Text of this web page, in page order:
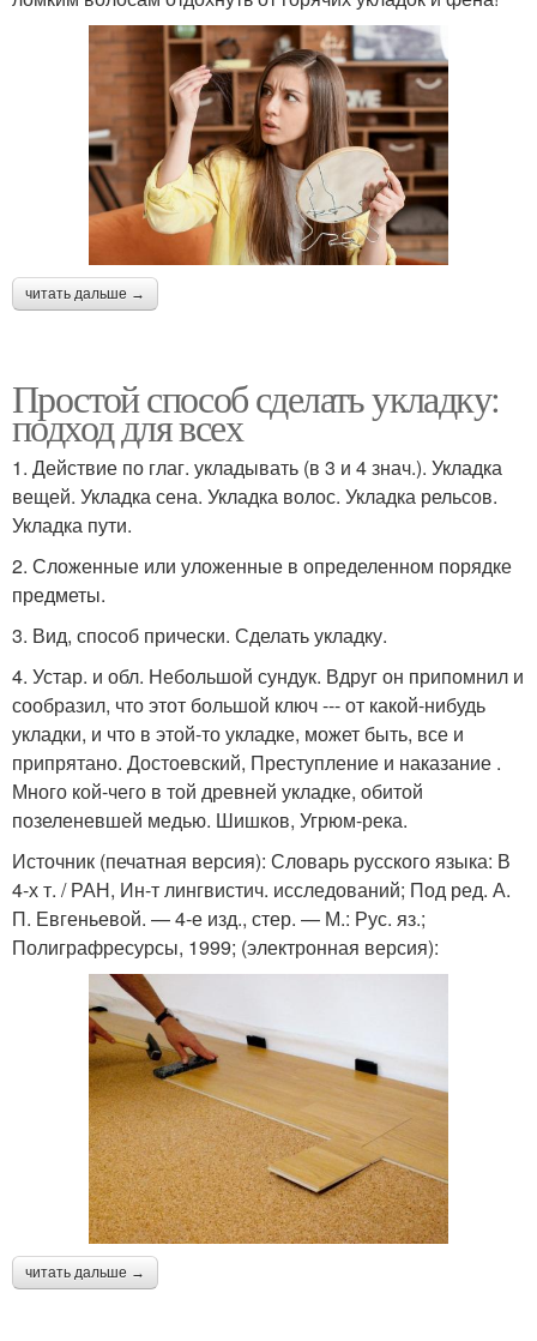
читать дальше →
Простой способ сделать укладку:
подход для всех
1. Действие по глаг. укладывать (в 3 и 4 знач.). Укладка
вещей. Укладка сена. Укладка волос. Укладка рельсов.
Укладка пути.
2. Сложенные или уложенные в определенном порядке
предметы.
3. Вид, способ прически. Сделать укладку.
4. Устар. и обл. Небольшой сундук. Вдруг он припомнил и
сообразил, что этот большой ключ --- от какой-нибудь
укладки, и что в этой-то укладке, может быть, все и
припрятано. Достоевский, Преступление и наказание .
Много кой-чего в той древней укладке, обитой
позеленевшей медью. Шишков, Угрюм-река.
Источник (печатная версия): Словарь русского языка: В
4-х т. / РАН, Ин-т лингвистич. исследований; Под ред. А.
П. Евгеньевой. — 4-е изд., стер. — М.: Рус. яз.;
Полиграфресурсы, 1999; (электронная версия):
читать дальше →